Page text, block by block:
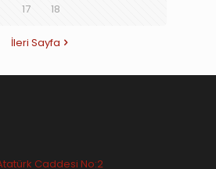
17
18
İleri Sayfa
Caddesi No:2